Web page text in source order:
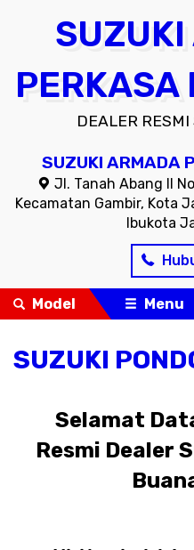
PERKASA
DEALER
SUZUKI ARMADA
Jl. Tanah Abang II
Kecamatan Gambir, Kota
Ibukota
Model Menu
SUZUKI
Selamat
Resmi Dealer